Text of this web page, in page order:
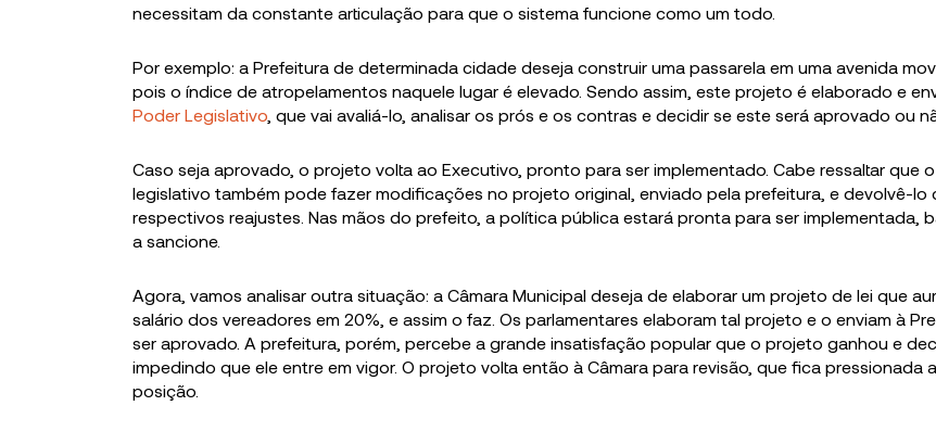
necessitam da constante articulação para que o sistema funcione como um todo.
Por exemplo: a Prefeitura de determinada cidade deseja construir uma passarela em uma avenida
pois o índice de atropelamentos naquele lugar é elevado. Sendo assim, este projeto é elaborado e
Poder Legislativo , que vai avaliá-lo, analisar os prós e os contras e decidir se este será aprovado ou
Caso seja aprovado, o projeto volta ao Executivo, pronto para ser implementado. Cabe ressaltar que
legislativo também pode fazer modificações no projeto original, enviado pela prefeitura, e devolvê-lo
respectivos reajustes. Nas mãos do prefeito, a política pública estará pronta para ser implementada,
a sancione.
Agora, vamos analisar outra situação: a Câmara Municipal deseja de elaborar um projeto de lei que
salário dos vereadores em 20%, e assim o faz. Os parlamentares elaboram tal projeto e o enviam à
ser aprovado. A prefeitura, porém, percebe a grande insatisfação popular que o projeto ganhou e
impedindo que ele entre em vigor. O projeto volta então à Câmara para revisão, que fica pressionada
posição.